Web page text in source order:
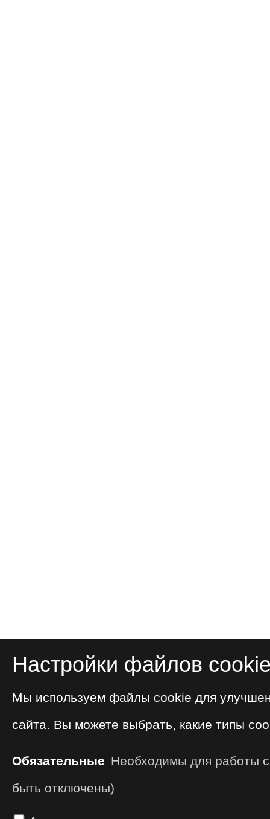
Настройки файлов
Мы используем файлы cookie для
сайта. Вы можете выбрать, какие типы
Обязательные Необходимы для работы
быть отключены)